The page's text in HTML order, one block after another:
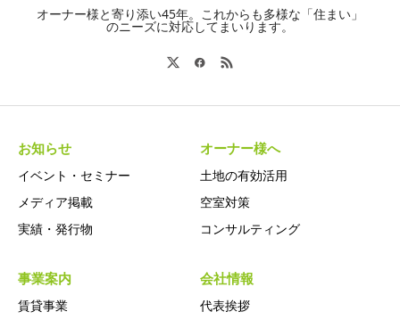
オーナー様と寄り添い45年。これからも多様な「住まい」
のニーズに対応してまいります。
お知らせ
イベント・セミナー
メディア掲載
実績・発行物
オーナー様へ
土地の有効活用
空室対策
コンサルティング
事業案内
賃貸事業
会社情報
代表挨拶